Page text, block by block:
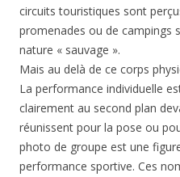
circuits touristiques sont
promenades ou de campings
nature « sauvage ».
Mais au delà de ce corps
La performance individuelle
clairement au second plan
réunissent pour la pose ou
photo de groupe est une
performance sportive. Ces